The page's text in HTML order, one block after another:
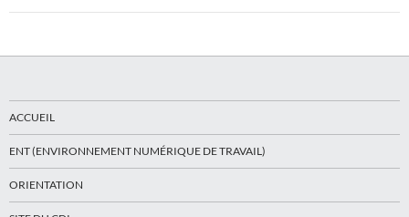
ACCUEIL
ENT (ENVIRONNEMENT NUMÉRIQUE DE TRAVAIL)
ORIENTATION